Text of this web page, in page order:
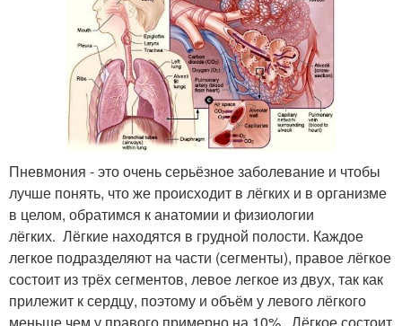
Пневмония - это очень серьёзное заболевание и чтобы
лучше понять, что же происходит в лёгких и в организме
в целом, обратимся к анатомии и физиологии
лёгких. Лёгкие находятся в грудной полости. Каждое
легкое подразделяют на части (сегменты), правое лёгкое
состоит из трёх сегментов, левое легкое из двух, так как
прилежит к сердцу, поэтому и объём у левого лёгкого
меньше чем у правого примерно на 10%. Лёгкое состоит